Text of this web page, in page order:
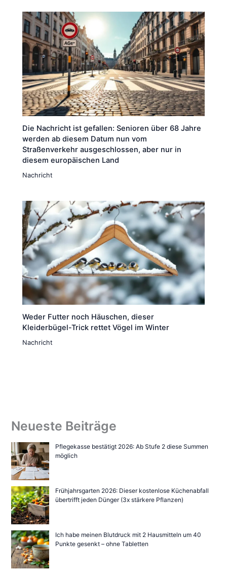
Die Nachricht ist gefallen: Senioren über 68 Jahre
werden ab diesem Datum nun vom
Straßenverkehr ausgeschlossen, aber nur in
diesem europäischen Land
Nachricht
Weder Futter noch Häuschen, dieser
Kleiderbügel-Trick rettet Vögel im Winter
Nachricht
Neueste Beiträge
Pflegekasse bestätigt 2026: Ab Stufe 2 diese Summen
möglich
Frühjahrsgarten 2026: Dieser kostenlose Küchenabfall
übertrifft jeden Dünger (3x stärkere Pflanzen)
Ich habe meinen Blutdruck mit 2 Hausmitteln um 40
Punkte gesenkt – ohne Tabletten